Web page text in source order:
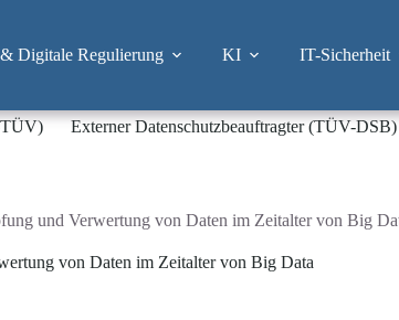
Digitale Regulierung KI IT-Sicherheit
TÜV) Externer Datenschutzbeauftragter (TÜV-DSB)
und Verwertung von Daten im Zeitalter von Big
von Daten im Zeitalter von Big Data